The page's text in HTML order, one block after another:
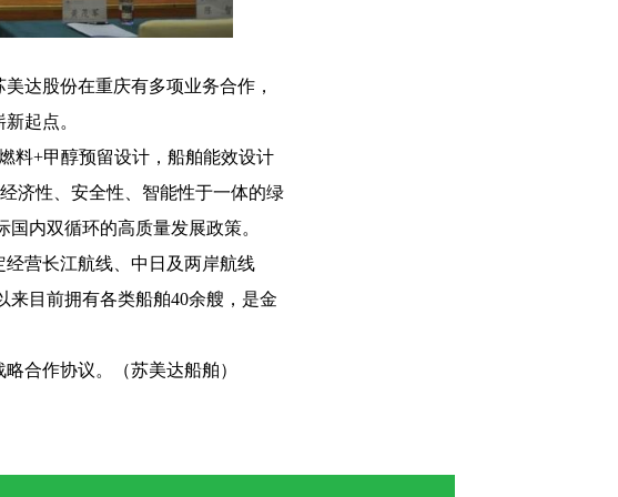
达股份在重庆有多项业务合作，
起点。
料+甲醇预留设计，船舶能效设计
济性、安全性、智能性于一体的绿
内双循环的高质量发展政策。
营长江航线、中日及两岸航线
来目前拥有各类船舶40余艘，是金
合作协议。（苏美达船舶）